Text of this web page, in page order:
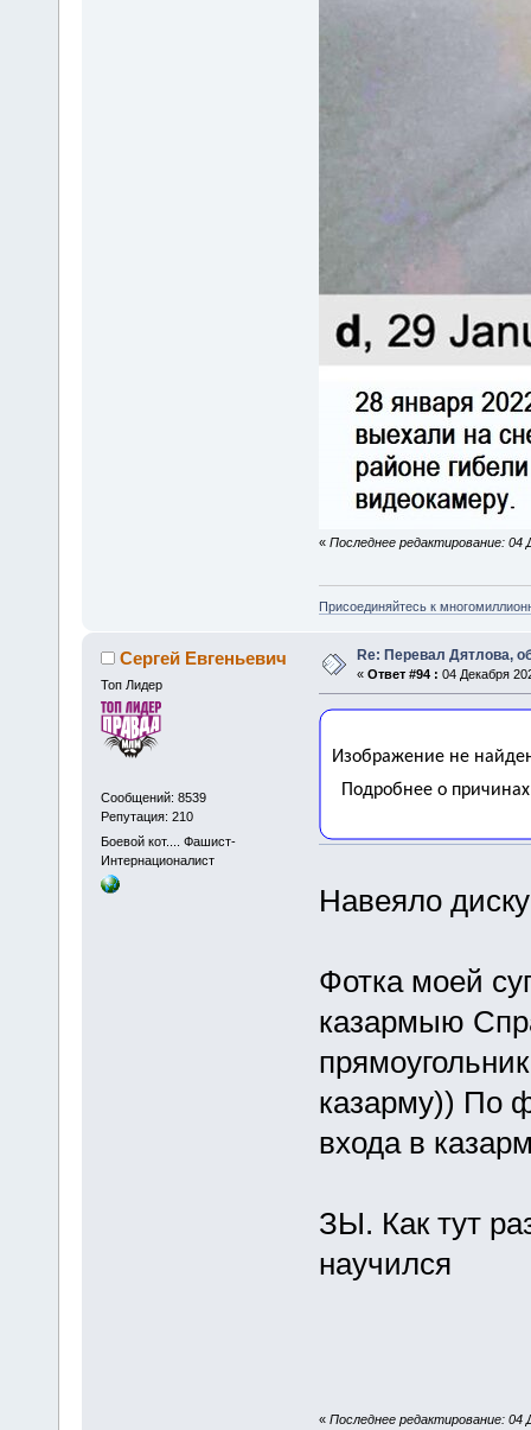
« Последнее редактирование: 04
Присоединяйтесь к
Сергей Евгеньевич
Топ Лидер
Сообщений: 8539
Репутация: 210
Боевой кот.... Фашист-
Интернационалист
Re: Перевал Дятлова,
« Ответ #94 : 04 Декабря
Навеяло
Фотка моей
казармыю
казарму)) По
входа в
ЗЫ. Как тут
научился
« Последнее редактирование: 04